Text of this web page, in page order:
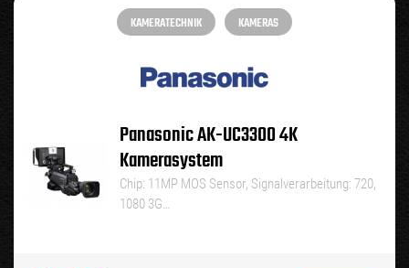
KAMERATECHNIK KAMERAS
Panasonic AK-UC3300 4K
Kamerasystem
Chip: 11MP MOS Sensor, Signalverarbeitung: 720,
1080 3G…